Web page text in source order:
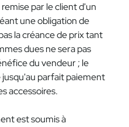
par le client d'un
une obligation de
la créance de prix tant
dues ne sera pas
du vendeur ; le
parfait paiement
accessoires.
est soumis à